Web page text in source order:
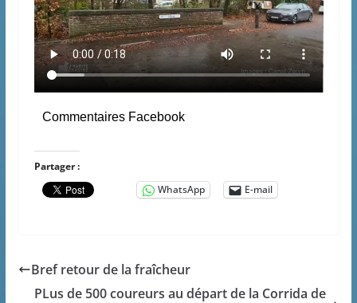
Commentaires Facebook
Partager :
WhatsApp
E-mail
Bref retour de la fraîcheur
PLus de 500 coureurs au départ de la Corrida de